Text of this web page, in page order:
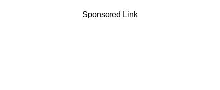
Sponsored Link